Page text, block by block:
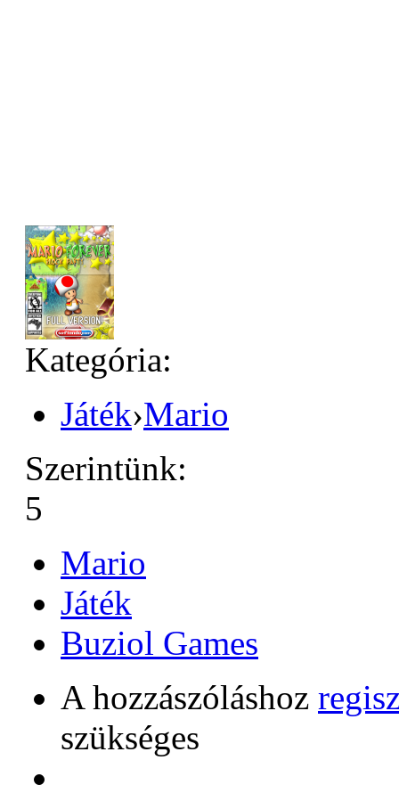
Kategória:
Játék›Mario
Szerintünk:
5
Mario
Játék
Buziol Games
A hozzászóláshoz
szükséges